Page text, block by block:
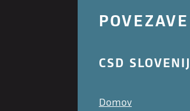
POVEZAVE
CSD
Domov